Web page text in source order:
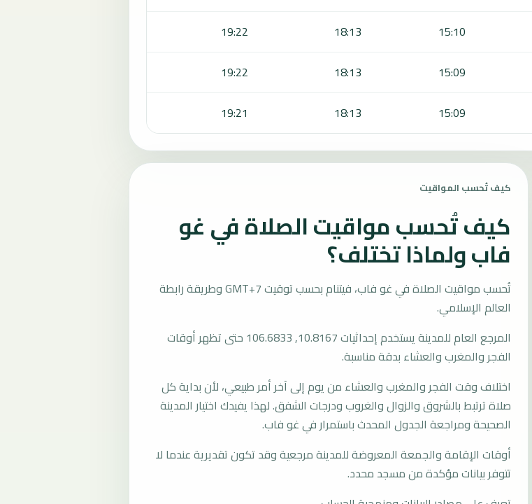
15:10
18:13
19:22
15:09
18:13
19:22
15:09
18:13
19:21
كيف تُحسب المواقيت
كيف تُحسب مواقيت الصلاة في غو
فاب ولماذا تختلف؟
تُحسب مواقيت الصلاة في غو فاب، فيتنام بحسب توقيت GMT+7 وطريقة رابطة
العالم الإسلامي.
المرجع العام للمدينة يستخدم إحداثيات 10.8167, 106.6833 حتى تظهر أوقات
الفجر والمغرب والعشاء بدقة مناسبة.
اختلاف وقت الفجر والمغرب والعشاء من يوم إلى آخر أمر طبيعي، لأن بداية كل
صلاة ترتبط بالشروق والزوال والغروب ودرجات الشفق. لهذا يفيدك اختيار المدينة
الصحيحة ومراجعة الجدول المحدث باستمرار في غو فاب.
أوقات الإقامة والجمعة المعروضة للمدينة مرجعية وقد تكون تقديرية عندما لا
تتوفر بيانات مؤكدة من مسجد محدد.